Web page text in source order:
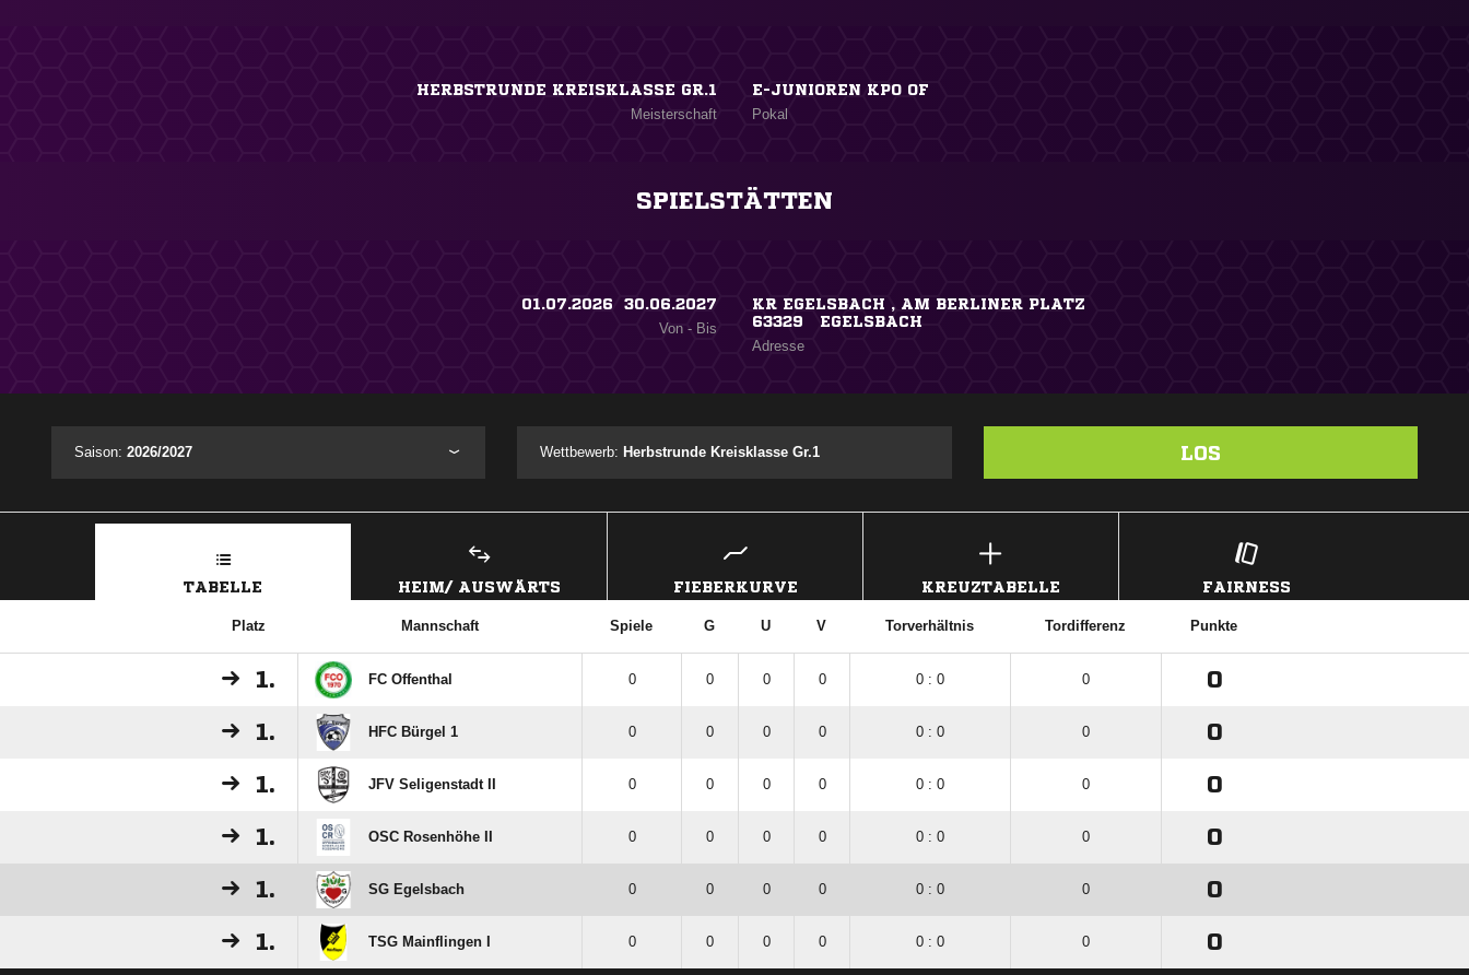
HERBSTRUNDE KREISKLASSE GR.1
Meisterschaft
E-JUNIOREN KPO OF
Pokal
SPIELSTÄTTEN
01.07.2026 ​ 30.06.2027
Von - Bis
KR EGELSBACH , AM BERLINER PLATZ
63329 EGELSBACH
Adresse
Saison: 2026/2027 Wettbewerb: Herbstrunde Kreisklasse Gr.1 LOS
TABELLE HEIM/ AUSWÄRTS FIEBERKURVE KREUZTABELLE FAIRNESS
Platz Mannschaft Spiele G U V Torverhältnis Tordifferenz Punkte
1. FC Offenthal 0 0 0 0 0 : 0 0 0
1. HFC Bürgel 1 0 0 0 0 0 : 0 0 0
1. JFV Seligenstadt II 0 0 0 0 0 : 0 0 0
1. OSC Rosenhöhe II 0 0 0 0 0 : 0 0 0
1. SG Egelsbach 0 0 0 0 0 : 0 0 0
1. TSG Mainflingen I 0 0 0 0 0 : 0 0 0